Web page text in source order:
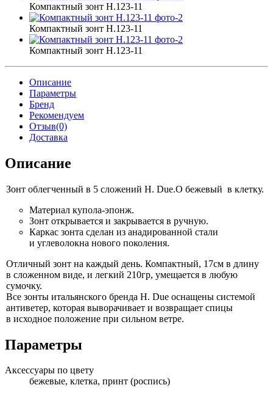
Компактный зонт H.123-11
Компактный зонт H.123-11
Компактный зонт H.123-11
Описание
Параметры
Бренд
Рекомендуем
Отзыв(0)
Доставка
Описание
Зонт облегченный в 5 сложений H. Due.O бежевый в клетку.
Материал купола-эпонж.
Зонт открывается и закрывается в ручную.
Каркас зонта сделан из анадированной стали
и углеволокна нового поколения.
Отличный зонт на каждый день. Компактный, 17см в длину
в сложенном виде, и легкий 210гр, умещается в любую
сумочку.
Все зонты итальянского бренда H. Due оснащены системой
антиветер, которая выворачивает и возвращает спицы
в исходное положение при сильном ветре.
Параметры
Аксессуары по цвету
бежевые, клетка, принт (роспись)